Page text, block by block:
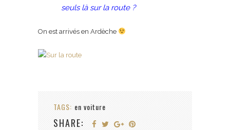
seuls là sur la route ?
On est arrivés en Ardèche
TAGS: en voiture
SHARE: